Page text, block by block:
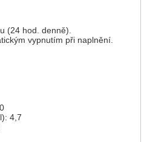
(24 hod. denně).
vypnutím při naplnění.
4,7